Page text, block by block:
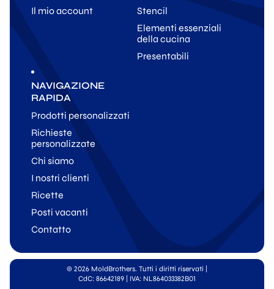
Il mio account
Stencil
Elementi essenziali
della cucina
Presentabili
NAVIGAZIONE
RAPIDA
Prodotti personalizzati
Richieste
personalizzate
Chi siamo
I nostri clienti
Ricette
Posti vacanti
Contatto
© 2026 MoldBrothers. Tutti i diritti riservati
CdC: 86642189 | IVA: NL864033382B01